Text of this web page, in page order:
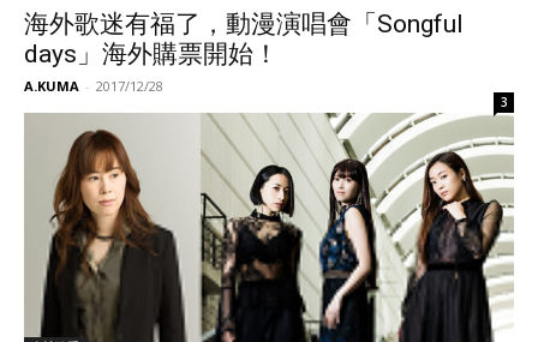
海外歌迷有福了，動漫演唱會「Songful
days」海外購票開始！
A.KUMA - 2017/12/28
3